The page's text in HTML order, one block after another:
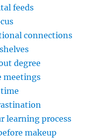
feeds
connections
degree
meetings
learning process
makeup